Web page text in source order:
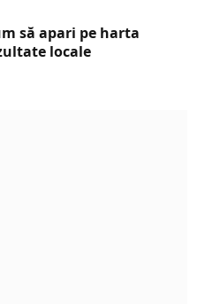
să apari pe harta
locale